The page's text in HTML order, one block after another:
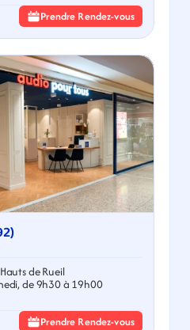
Prendre Rendez-vous
de Rueil
de 9h30 à 19h00
Prendre Rendez-vous